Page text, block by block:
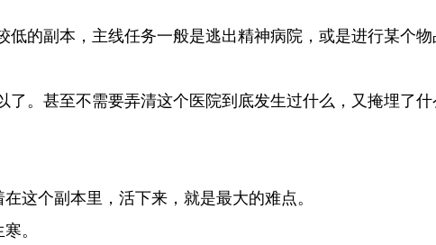
的副本，主线任务一般是逃出精神病院，或是进行某个
。甚至不需要弄清这个医院到底发生过什么，又掩埋了
这个副本里，活下来，就是最大的难点。
。